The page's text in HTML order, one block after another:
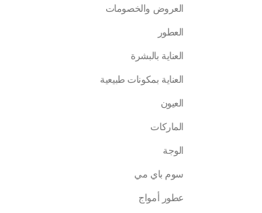
العروض والخصومات
العطور
العناية بالبشرة
العناية بمكونات طبيعية
العيون
الماركات
الوجة
سوم باي مي
عطور أمواج